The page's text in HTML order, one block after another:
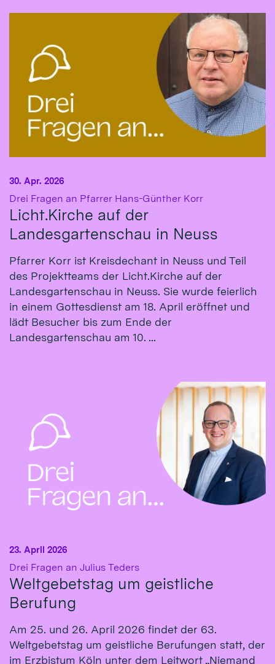
Drei Fragen an Pfarrer Hans-Günther Korr:
Licht.Kirche auf der
Landesgartenschau in Neuss
30. Apr. 2026
Pfarrer Korr ist Kreisdechant in Neuss und Teil
des Projektteams der Licht.Kirche auf der
Landesgartenschau in Neuss. Sie wurde feierlich
in einem Gottesdienst am 18. April eröffnet und
lädt Besucher bis zum Ende der
Landesgartenschau am 10. ...
Drei Fragen an Julius Teders:
Weltgebetstag um geistliche
Berufung
23. April 2026
Am 25. und 26. April 2026 findet der 63.
Weltgebetstag um geistliche Berufungen statt, der
im Erzbistum Köln unter dem Leitwort „Niemand